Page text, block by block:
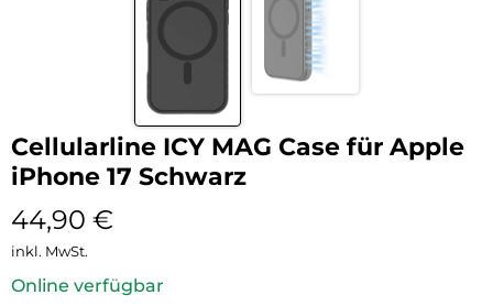
Cellularline ICY MAG Case für Apple
iPhone 17 Schwarz
44,90 €
inkl. MwSt.
Online verfügbar